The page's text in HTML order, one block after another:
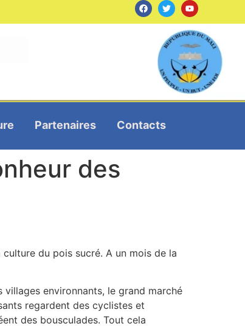
Partenaires Contacts
des
du pois sucré. A un mois de la
environnants, le grand marché
regardent des cyclistes et
des bousculades. Tout cela